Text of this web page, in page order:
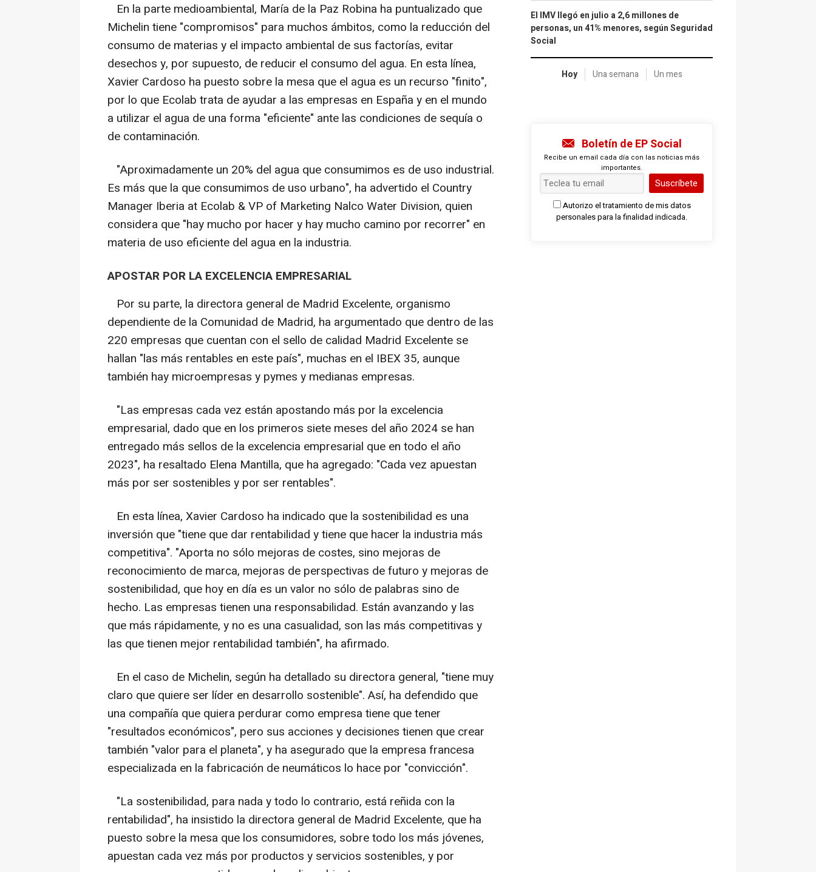
En la parte medioambiental, María de la Paz Robina ha puntualizado que
Michelin tiene "compromisos" para muchos ámbitos, como la reducción del
consumo de materias y el impacto ambiental de sus factorías, evitar
desechos y, por supuesto, de reducir el consumo del agua. En esta línea,
Xavier Cardoso ha puesto sobre la mesa que el agua es un recurso "finito",
por lo que Ecolab trata de ayudar a las empresas en España y en el mundo
a utilizar el agua de una forma "eficiente" ante las condiciones de sequía o
de contaminación.
"Aproximadamente un 20% del agua que consumimos es de uso industrial.
Es más que la que consumimos de uso urbano", ha advertido el Country
Manager Iberia at Ecolab & VP of Marketing Nalco Water Division, quien
considera que "hay mucho por hacer y hay mucho camino por recorrer" en
materia de uso eficiente del agua en la industria.
APOSTAR POR LA EXCELENCIA EMPRESARIAL
Por su parte, la directora general de Madrid Excelente, organismo
dependiente de la Comunidad de Madrid, ha argumentado que dentro de las
220 empresas que cuentan con el sello de calidad Madrid Excelente se
hallan "las más rentables en este país", muchas en el IBEX 35, aunque
también hay microempresas y pymes y medianas empresas.
"Las empresas cada vez están apostando más por la excelencia
empresarial, dado que en los primeros siete meses del año 2024 se han
entregado más sellos de la excelencia empresarial que en todo el año
2023", ha resaltado Elena Mantilla, que ha agregado: "Cada vez apuestan
más por ser sostenibles y por ser rentables".
En esta línea, Xavier Cardoso ha indicado que la sostenibilidad es una
inversión que "tiene que dar rentabilidad y tiene que hacer la industria más
competitiva". "Aporta no sólo mejoras de costes, sino mejoras de
reconocimiento de marca, mejoras de perspectivas de futuro y mejoras de
sostenibilidad, que hoy en día es un valor no sólo de palabras sino de
hecho. Las empresas tienen una responsabilidad. Están avanzando y las
que más rápidamente, y no es una casualidad, son las más competitivas y
las que tienen mejor rentabilidad también", ha afirmado.
En el caso de Michelin, según ha detallado su directora general, "tiene muy
claro que quiere ser líder en desarrollo sostenible". Así, ha defendido que
una compañía que quiera perdurar como empresa tiene que tener
"resultados económicos", pero sus acciones y decisiones tienen que crear
también "valor para el planeta", y ha asegurado que la empresa francesa
especializada en la fabricación de neumáticos lo hace por "convicción".
"La sostenibilidad, para nada y todo lo contrario, está reñida con la
rentabilidad", ha insistido la directora general de Madrid Excelente, que ha
puesto sobre la mesa que los consumidores, sobre todo los más jóvenes,
apuestan cada vez más por productos y servicios sostenibles, y por
El IMV llegó en julio a 2,6 millones de
personas, un 41% menores, según Seguridad
Social
Hoy Una semana Un mes
Boletín de EP Social
Recibe un email cada día con las noticias más
importantes.
Suscríbete
Autorizo el tratamiento de mis datos
personales para la finalidad indicada.